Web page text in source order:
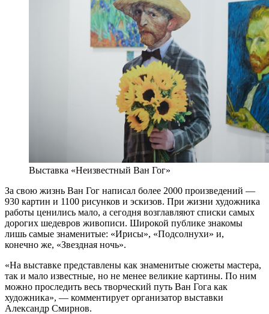
Выставка «Неизвестный Ван Гог»
За свою жизнь Ван Гог написал более 2000 произведений —
930 картин и 1100 рисунков и эскизов. При жизни художника
работы ценились мало, а сегодня возглавляют списки самых
дорогих шедевров живописи. Широкой публике знакомы
лишь самые знаменитые: «Ирисы», «Подсолнухи» и,
конечно же, «Звездная ночь».
«На выставке представлены как знаменитые сюжеты мастера,
так и мало известные, но не менее великие картины. По ним
можно проследить весь творческий путь Ван Гога как
художника», — комментирует организатор выставки
Александр Смирнов.